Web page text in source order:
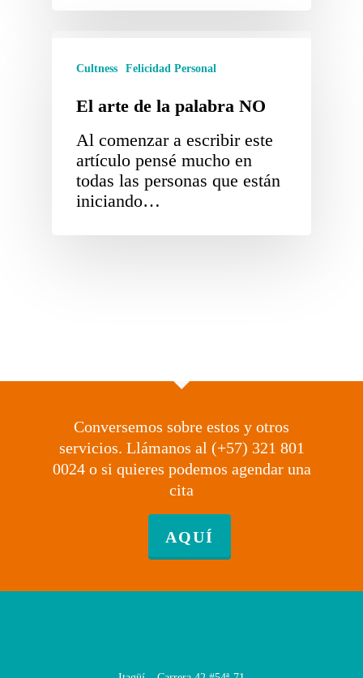
Cultness Felicidad Personal
El arte de la palabra NO
Al comenzar a escribir este
artículo pensé mucho en
todas las personas que están
iniciando…
Conversemos sobre estos y otros
servicios. Llámanos al (+57) 321 801
0024 o si quieres podemos agendar una
cita
AQUÍ